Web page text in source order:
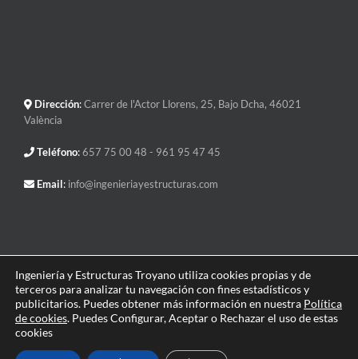
Dirección:Carrer de l'Actor Llorens, 25, Bajo Dcha, 46021
València
Teléfono:657 75 00 48 - 961 95 47 45
Email: info@ingenieriayestructuras.com
Copyright 2019 Jesus Troyano | Todos los derechos reservados |Política
de Privacidad|Aviso Legal|Política de Cookies|Gestionado por Tandem
Ingeniería y Estructuras Troyano utiliza cookies propias y de
terceros para analizar tu navegación con fines estadísticos y
publicitarios. Puedes obtener más información en nuestra Política
de cookies. PuedesConfigurar, Aceptar o Rechazar el uso de estas
cookies